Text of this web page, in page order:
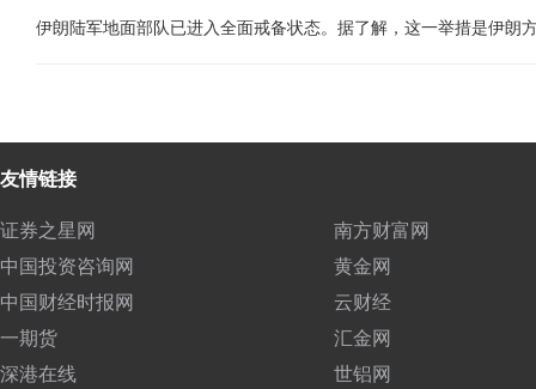
友情链接
证券之星网
南方财富网
中国投资咨询网
黄金网
中国财经时报网
云财经
一期货
汇金网
深港在线
世铝网